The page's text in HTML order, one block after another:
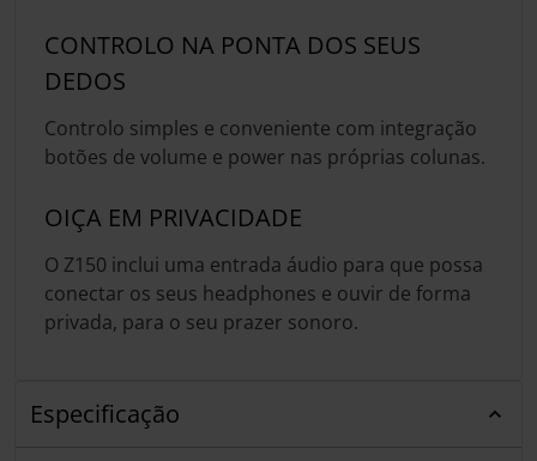
CONTROLO NA PONTA DOS SEUS
DEDOS
Controlo simples e conveniente com integração
botões de volume e power nas próprias colunas.
OIÇA EM PRIVACIDADE
O Z150 inclui uma entrada áudio para que possa
conectar os seus headphones e ouvir de forma
privada, para o seu prazer sonoro.
Especificação